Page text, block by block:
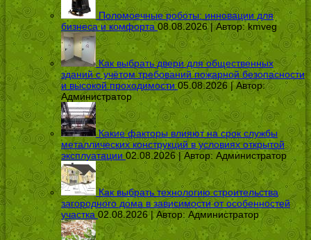
Поломоечные роботы: инновации для
бизнеса и комфорта 08.08.2026 | Автор:kmveg
Как выбрать двери для общественных
зданий с учётом требований пожарной безопасности
и высокой проходимости 05.08.2026 | Автор:
Администратор
Какие факторы влияют на срок службы
металлических конструкций в условиях открытой
эксплуатации 02.08.2026 | Автор: Администратор
Как выбрать технологию строительства
загородного дома в зависимости от особенностей
участка 02.08.2026 | Автор: Администратор